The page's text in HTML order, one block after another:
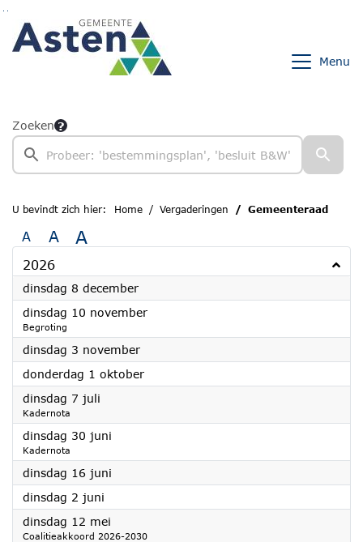
Ga naar de inhoud van deze pagina
Ga naar het zoeken
Ga naar het menu
Menu
Zoeken
U bevindt zich hier: Home Vergaderingen Gemeenteraad
A A A
2026
dinsdag 8 december2026
dinsdag 10 november2026
Begroting
dinsdag 3 november2026
donderdag 1 oktober2026
dinsdag 7 juli
Kadernota
dinsdag 30 juni
Kadernota
dinsdag 16 juni
dinsdag 2 juni
dinsdag 12 mei
Coalitieakkoord 2026-2030